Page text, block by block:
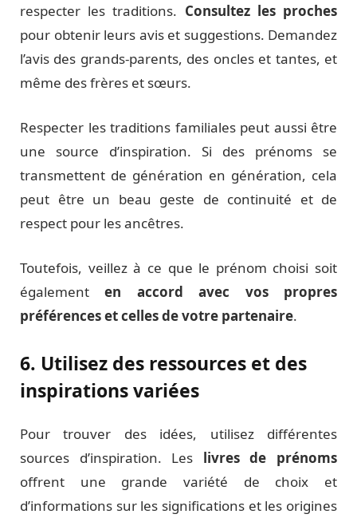
respecter les traditions. Consultez les proches
pour obtenir leurs avis et suggestions. Demandez
l’avis des grands-parents, des oncles et tantes, et
même des frères et sœurs.
Respecter les traditions familiales peut aussi être
une source d’inspiration. Si des prénoms se
transmettent de génération en génération, cela
peut être un beau geste de continuité et de
respect pour les ancêtres.
Toutefois, veillez à ce que le prénom choisi soit
égalementen accord avec vos propres
préférences et celles de votre partenaire.
6. Utilisez des ressources et des
inspirations variées
Pour trouver des idées, utilisez différentes
sources d’inspiration. Les livres de prénoms
offrent une grande variété de choix et
d’informations sur les significations et les origines